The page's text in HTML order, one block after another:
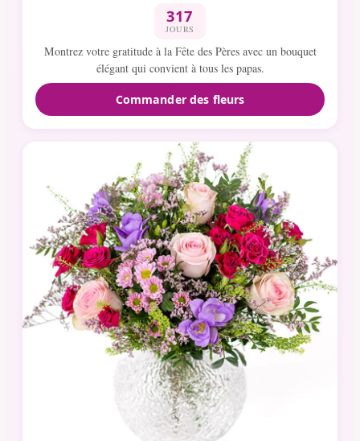
317
JOURS
Montrez votre gratitude à la Fête des Pères avec un bouquet
élégant qui convient à tous les papas.
Commander des fleurs